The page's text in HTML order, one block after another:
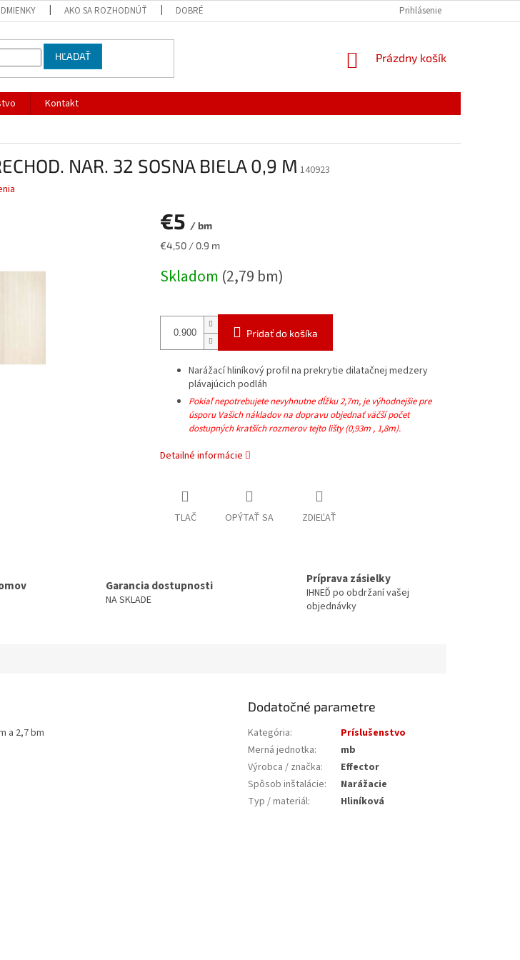
AKO SA ROZHODNÚŤ DOBRÉ VEDIEŤ Prihlásenie
HĽADAŤ
NÁKUPNÝ
Prázdny košík
Kontakt
NAR. 32 SOSNA BIELA 0,9 M 140923
€5 / bm
Jednotková
€4,50 / 0.9 m
Skladom (2,79 bm)
Pridať do košíka
Narážací hliníkový profil na prekrytie dilatačnej medzery
plávajúcich podláh
Pokiaľ nepotrebujete nevyhnutne dĺžku 2,7m, je výhodnejšie pre
úsporu Vašich nákladov na dopravu objednať väčší počet
dostupných kratších rozmerov tejto lišty (0,93m , 1,8m).
Detailné informácie
TLAČ OPÝTAŤ SA ZDIEĽAŤ
Garancia dostupnosti
NA SKLADE
Príprava zásielky
IHNEĎ po obdržaní vašej
objednávky
a 2,7 bm
Dodatočné parametre
Kategória:
Príslušenstvo
Merná jednotka:
mb
Výrobca / značka:
Effector
Spôsob inštalácie:
Narážacie
Typ / materiál: Hliníková